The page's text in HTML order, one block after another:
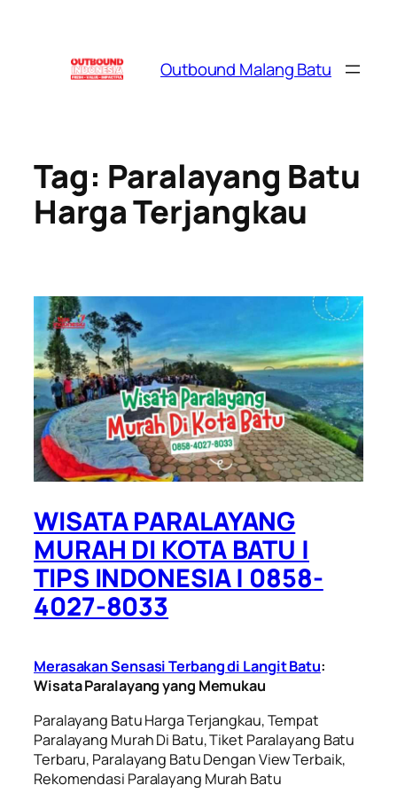
Outbound Malang Batu
Tag: Paralayang Batu
Harga Terjangkau
WISATA PARALAYANG
MURAH DI KOTA BATU |
TIPS INDONESIA | 0858-
4027-8033
Merasakan Sensasi Terbang di Langit Batu:
Wisata Paralayang yang Memukau
Paralayang Batu Harga Terjangkau, Tempat
Paralayang Murah Di Batu, Tiket Paralayang Batu
Terbaru, Paralayang Batu Dengan View Terbaik,
Rekomendasi Paralayang Murah Batu